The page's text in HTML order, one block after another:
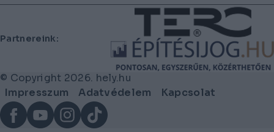
Lábléc
Partnereink:
© Copyright 2026. hely.hu
Lábléc
menü
Impresszum Adatvédelem
Kapcsolat
FacebookYouTubeInstagram